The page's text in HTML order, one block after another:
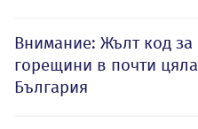
Внимание: Жълт код за
горещини в почти цяла
България